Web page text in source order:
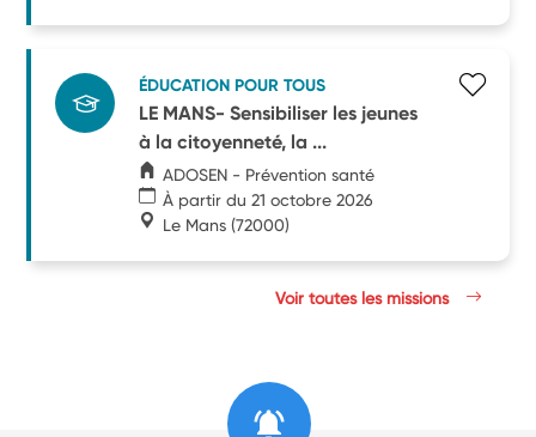
ÉDUCATION POUR TOUS
LE MANS- Sensibiliser les jeunes
à la citoyenneté, la ...
ADOSEN - Prévention santé
À partir du 21 octobre 2026
Le Mans (72000)
Voir toutes les missions